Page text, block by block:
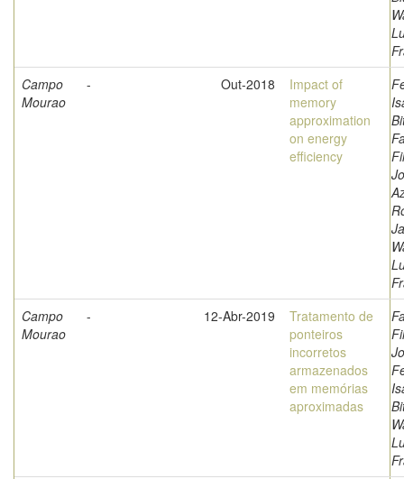
Campo
Mourao
- Out-2018
Impact of
memory
approximation
on energy
efficiency
Campo
Mourao
- 12-Abr-2019
Tratamento de
ponteiros
incorretos
armazenados
em memórias
aproximadas